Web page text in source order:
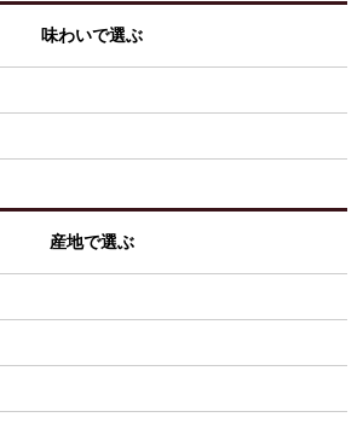
味わいで選ぶ
産地で選ぶ